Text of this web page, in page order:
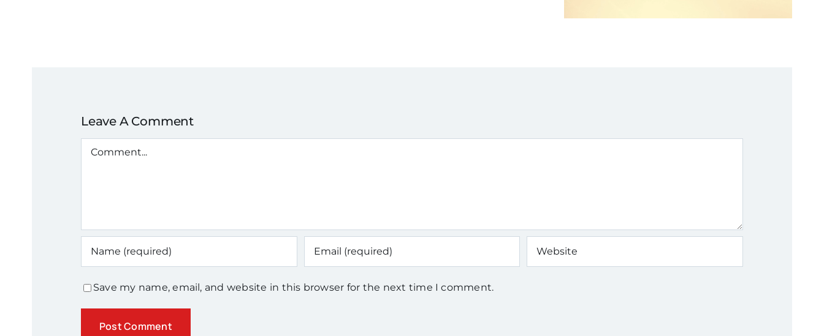
Leave A Comment
Comment
Save my name, email, and website in this browser for the next time I comment.